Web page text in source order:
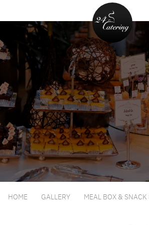
HOME GALLERY MEAL BOX & SNACK